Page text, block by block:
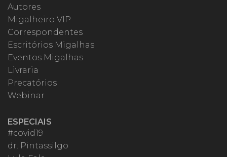
Autores
Migalheiro VIP
Correspondentes
Escritórios Migalhas
Eventos Migalhas
Livraria
Precatórios
Webinar
ESPECIAIS
#covid19
dr. Pintassilgo